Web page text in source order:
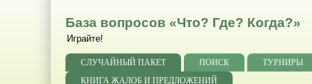
База вопросов «Что? Где? Когда?»
Играйте!
СЛУЧАЙНЫЙ ПАКЕТ ПОИСК
ТУРНИРЫ
КНИГА ЖАЛОБ И ПРЕДЛОЖЕНИЙ